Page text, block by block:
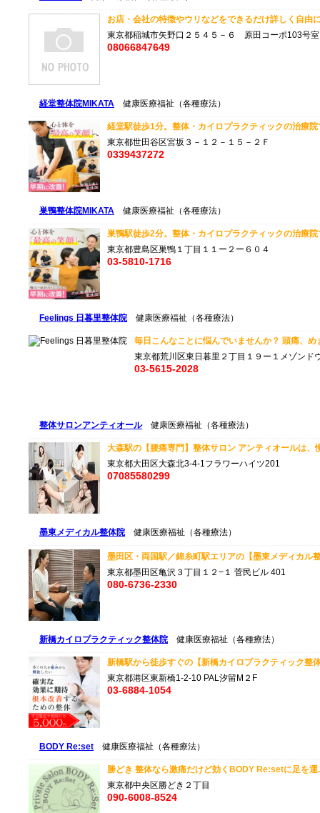
お店・会社の特徴やウリなどをできるだけ詳しく自由
東京都稲城市矢野口２５４５－６ 原田コーポ103号室
08066847649
経堂整体院MIKATA 健康医療福祉（各種療法）
経堂駅徒歩1分。整体・カイロプラクティックの治療院
東京都世田谷区宮坂３－１２－１５－２Ｆ
0339437272
巣鴨整体院MIKATA 健康医療福祉（各種療法）
巣鴨駅徒歩2分。整体・カイロプラクティックの治療院
東京都豊島区巣鴨１丁目１１ー２ー６０４
03-5810-1716
Feelings 日暮里整体院 健康医療福祉（各種療法）
毎日こんなことに悩んでいませんか？ 頭痛、め
東京都荒川区東日暮里２丁目１９ー１メゾンド
03-5615-2028
整体サロンアンティオール健康医療福祉（各種療法）
大森駅の【腰痛専門】整体サロン アンティオールは、
東京都大田区大森北3-4-1フラワーハイツ201
07085580299
墨東メディカル整体院 健康医療福祉（各種療法）
墨田区・両国駅／錦糸町駅エリアの【墨東メディカ
東京都墨田区亀沢３丁目１２−１ 菅民ビル 401
080-6736-2330
新橋カイロプラクティック整体院 健康医療福祉（各種療法）
新橋駅から徒歩すぐの【新橋カイロプラクティック整
東京都港区東新橋1-2-10 PAL汐留M２F
03-6884-1054
BODY Re:set 健康医療福祉（各種療法）
勝どき 整体なら激痛だけど効くBODY Re:setに足を運
東京都中央区勝どき２丁目
090-6008-8524